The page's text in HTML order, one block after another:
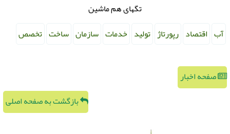
تگهای هم ماشین
آب
اقتصاد رپورتاژ تولید خدمات سازمان ساخت تخصص
صفحه اخبار
بازگشت به صفحه اصلی